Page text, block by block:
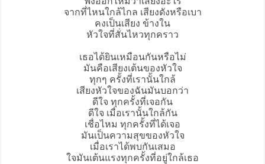
จากที่ไหนใกล้ไกล เสียงดังหรือเบา
คงเป็นเสียง ข้างใน
หัวใจที่สั่นไหวทุกคราว
เธอได้ยินเหมือนกันหรือไม่
มันคือเสียงเต้นของหัวใจ
ทุกๆ ครั้งที่เรานั้นใกล้
เสียงหัวใจของฉันมันบอกว่า
ดีใจ ทุกครั้งที่เจอกัน
ดีใจ เมื่อเรานั้นใกล้กัน
เชื่อไหม ทุกครั้งที่ได้เจอ
มันเป็นความสุขของหัวใจ
เมื่อเราได้พบกันเสมอ
ใจมันเต้นแรงทุกครั้งที่อยู่ใกล้เธอ